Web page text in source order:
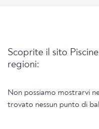
Scoprite il sito
regioni:
Non possiamo mostrarvi
trovato nessun punto di